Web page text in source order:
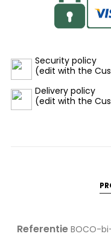
Security policy
(edit with the
Delivery policy
(edit with the
Referentie BOCO-